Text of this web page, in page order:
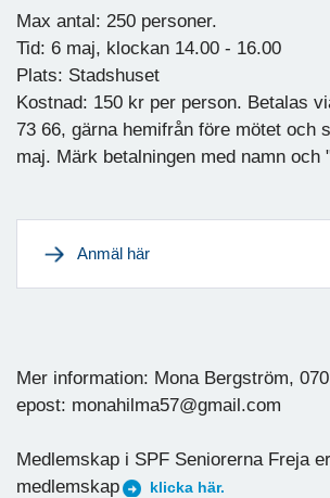
Max antal: 250 personer.
Tid: 6 maj, klockan 14.00 - 16.00
Plats: Stadshuset
Kostnad: 150 kr per person. Betalas
73 66, gärna hemifrån före mötet och
maj. Märk betalningen med namn och
Anmäl här
Mer information: Mona Bergström,
epost: monahilma57@gmail.com
Medlemskap i SPF Seniorerna Freja
medlemskap
klicka här.